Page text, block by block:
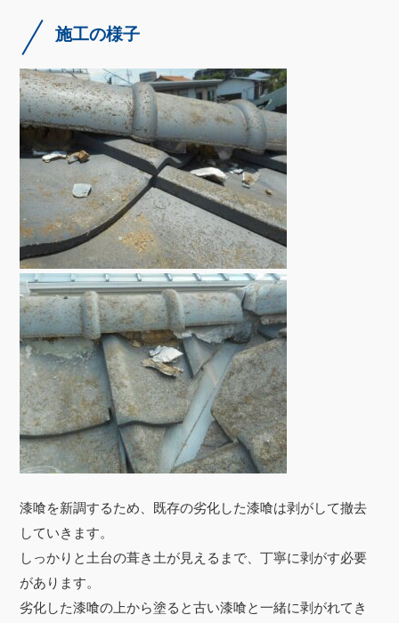
施工の様子
漆喰を新調するため、既存の劣化した漆喰は剥がして撤去
していきます。
しっかりと土台の葺き土が見えるまで、丁寧に剥がす必要
があります。
劣化した漆喰の上から塗ると古い漆喰と一緒に剥がれてき